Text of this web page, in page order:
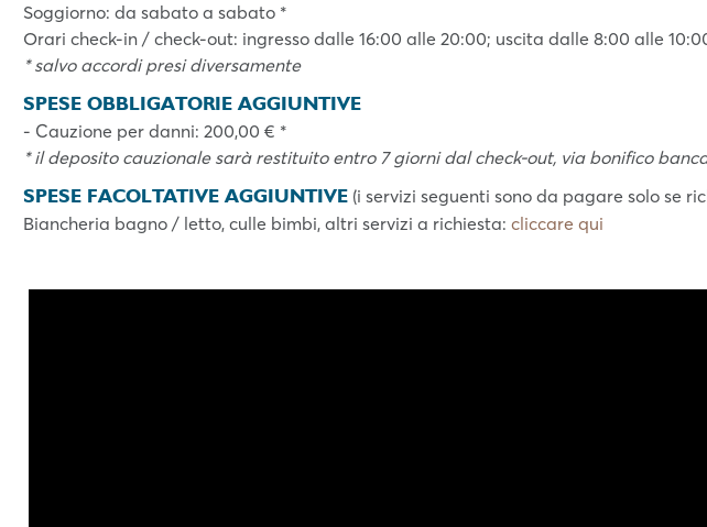
Soggiorno: da sabato a sabato *
Orari check-in / check-out: ingresso dalle 16:00 alle 20:00; uscita dalle 8:00 alle
* salvo accordi presi diversamente
SPESE OBBLIGATORIE AGGIUNTIVE
- Cauzione per danni: 200,00 € *
* il deposito cauzionale sarà restituito entro 7 giorni dal check-out, via bonifico
SPESE FACOLTATIVE AGGIUNTIVE (i servizi seguenti sono da pagare solo se
Biancheria bagno / letto, culle bimbi, altri servizi a richiesta: cliccare qui